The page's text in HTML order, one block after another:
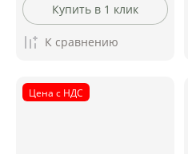
Купить в 1 клик
К сравнению
Цена с НДС